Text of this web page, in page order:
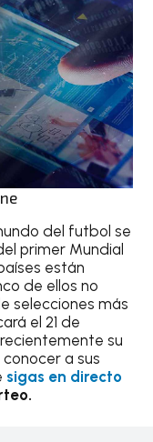
del futbol se
primer Mundial
están
de ellos no
selecciones más
el 21 de
su
a sus
sigas en directo